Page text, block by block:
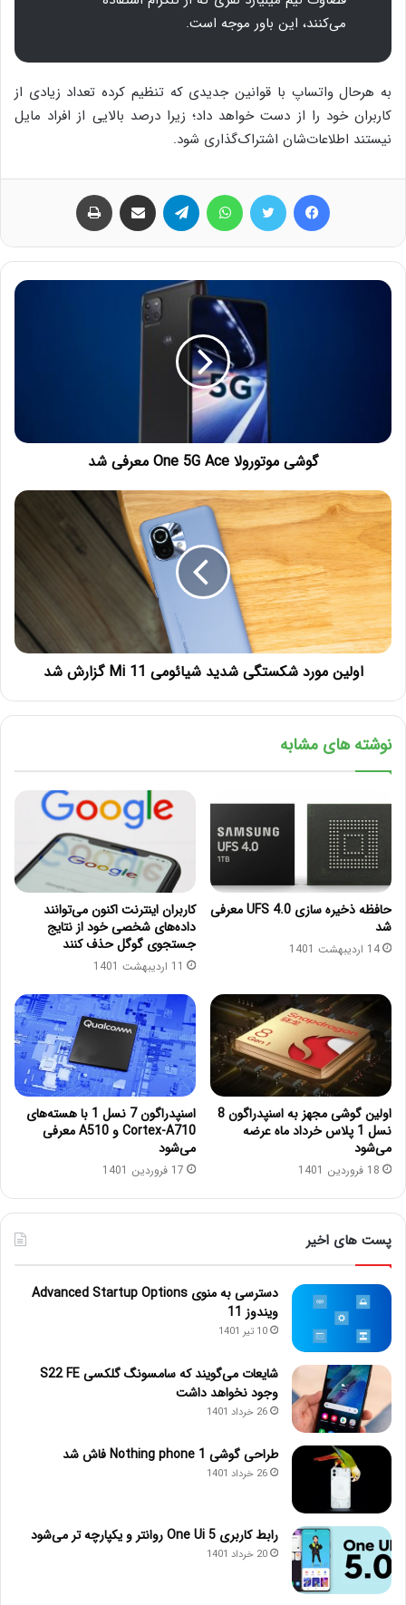
می‌کنند، این باور موجه است.
به هرحال واتساپ با قوانین جدیدی که تنظیم کرده تعداد زیادی از
کاربران خود را از دست خواهد داد؛ زیرا درصد بالایی از افراد مایل
نیستند اطلاعات‌شان اشتراک‌گذاری شود.
گوشی موتورولا One 5G Ace معرفی شد
اولین مورد شکستگی شدید شیائومی Mi 11 گزارش شد
نوشته های مشابه
حافظه‌ ذخیره سازی UFS 4.0 معرفی
شد
14 اردیبهشت 1401
کاربران اینترنت اکنون می‌توانند
داده‌های شخصی خود از نتایج
جستجوی گوگل حذف کنند
11 اردیبهشت 1401
اولین گوشی مجهز به اسنپدراگون 8
نسل 1 پلاس خرداد ماه عرضه
می‌شود
18 فروردین 1401
اسنپدراگون 7 نسل 1 با هسته‌های
Cortex-A710 و A510 معرفی
می‌شود
17 فروردین 1401
پست های اخیر
دسترسی به منوی Advanced Startup Options
ویندوز 11
10 تیر 1401
شایعات می‌گویند که سامسونگ گلکسی S22 FE
وجود نخواهد داشت
26 خرداد 1401
طراحی گوشی Nothing phone 1 فاش شد
26 خرداد 1401
رابط کاربری One Ui 5 روانتر و یکپارچه تر می‌شود
20 خرداد 1401